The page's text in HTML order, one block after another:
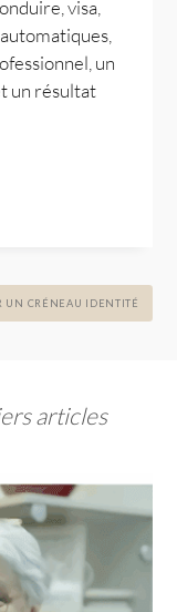
visa,
un
un résultat
UN CRÉNEAU IDENTITÉ
articles